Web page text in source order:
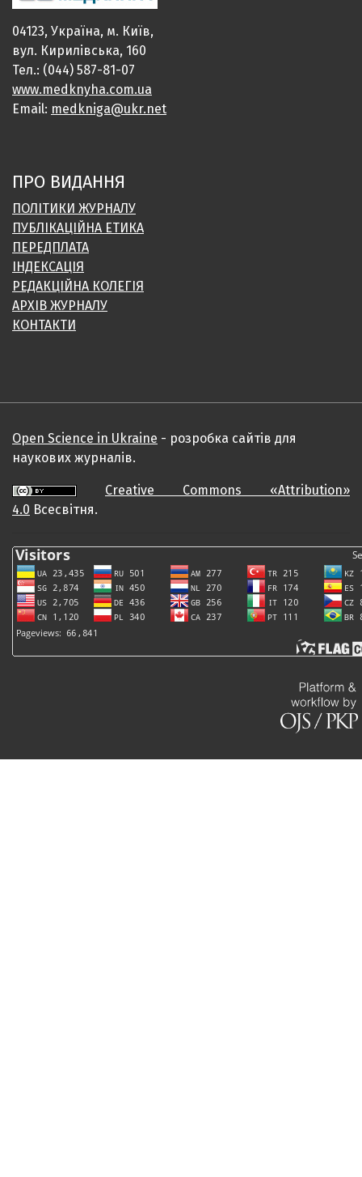
04123, Україна, м. Київ,
вул. Кирилівська, 160
Тел.: (044) 587-81-07
www.medknyha.com.ua
Email: medkniga@ukr.net
ПРО ВИДАННЯ
ПОЛІТИКИ ЖУРНАЛУ
ПУБЛІКАЦІЙНА ЕТИКА
ПЕРЕДПЛАТА
ІНДЕКСАЦІЯ
РЕДАКЦІЙНА КОЛЕГІЯ
АРХІВ ЖУРНАЛУ
КОНТАКТИ
Open Science in Ukraine - розробка сайтів для
наукових журналів.
Creative Commons «Attribution»
4.0 Всесвітня.